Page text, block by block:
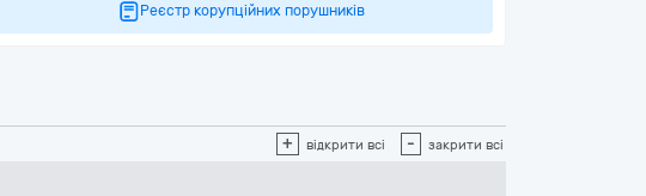
Реєстр корупційних порушників
+ відкрити всі - закрити всі